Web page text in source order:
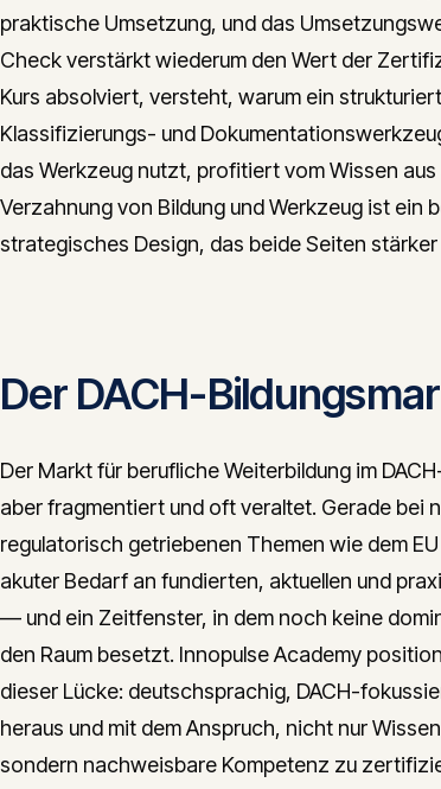
praktische Umsetzung, und das
Check verstärkt wiederum den Wert der
Kurs absolviert, versteht, warum ein
Klassifizierungs- und
das Werkzeug nutzt, profitiert vom Wissen aus
Verzahnung von Bildung und Werkzeug ist ein
strategisches Design, das beide Seiten
Der DACH-
Der Markt für berufliche Weiterbildung im
aber fragmentiert und oft veraltet. Gerade bei
regulatorisch getriebenen Themen wie dem
akuter Bedarf an fundierten, aktuellen und
— und ein Zeitfenster, in dem noch keine
den Raum besetzt. Innopulse Academy
dieser Lücke: deutschsprachig, DACH-
heraus und mit dem Anspruch, nicht nur
sondern nachweisbare Kompetenz zu